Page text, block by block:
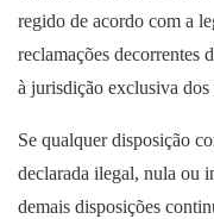
regido de acordo com a
reclamações decorrentes
à jurisdição exclusiva dos
Se qualquer disposição
declarada ilegal, nula ou
demais disposições